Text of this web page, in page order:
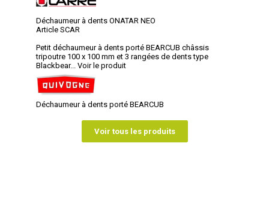
Déchaumeur à dents ONATAR NEO
Article SCAR
Petit déchaumeur à dents porté BEARCUB châssis
tripoutre 100 x 100 mm et 3 rangées de dents type
Blackbear...
Voir le produit
Déchaumeur à dents porté BEARCUB
Voir tous les produits